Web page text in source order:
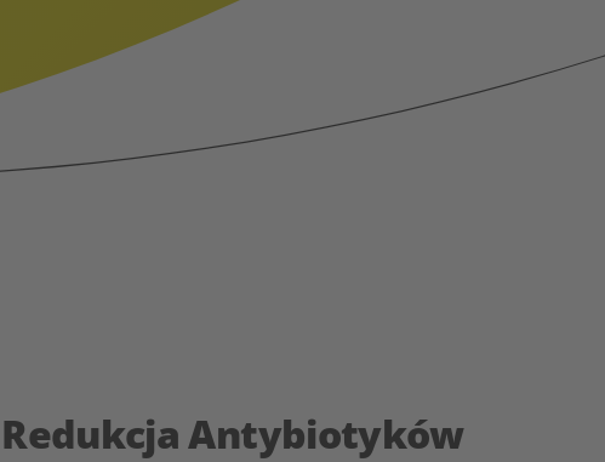
Antybiotyków